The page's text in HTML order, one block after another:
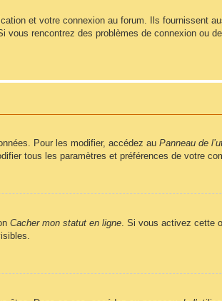
et votre connexion au forum. Ils fournissent
rencontrez des problèmes de connexion ou
Pour les modifier, accédez au Panneau de
tous les paramètres et préférences de votre
Cacher mon statut en ligne. Si vous activez cette